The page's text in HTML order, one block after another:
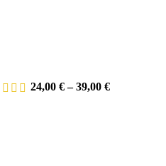
24,00 €–39,00 €